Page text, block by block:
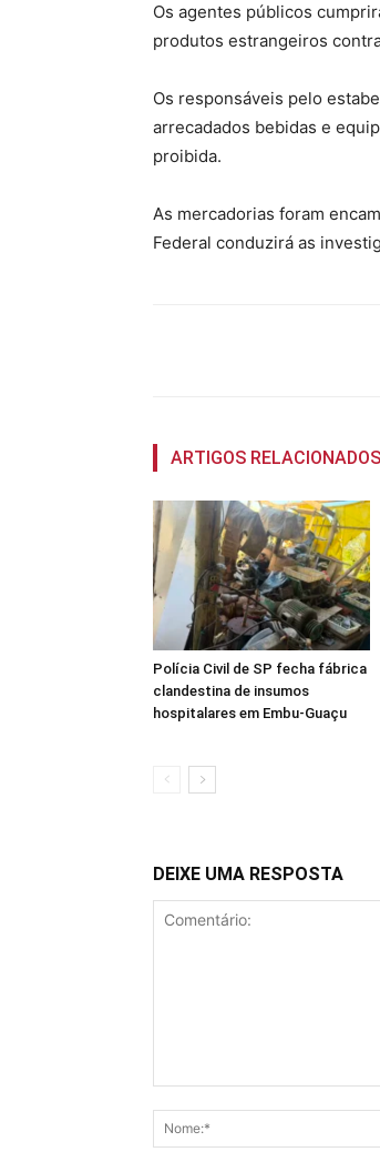
Os agentes públicos
produtos estrangeiros
Os responsáveis pelo
arrecadados bebidas e
proibida.
As mercadorias foram
Federal conduzirá as
ARTIGOS RELACIONADOS
Polícia Civil de SP fecha fábrica
clandestina de insumos
hospitalares em Embu-Guaçu
DEIXE UMA RESPOSTA